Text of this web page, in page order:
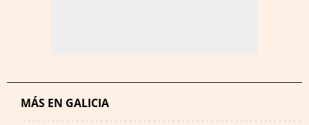
MÁS EN GALICIA